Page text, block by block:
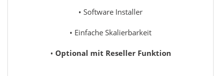
• Software Installer
• Einfache Skalierbarkeit
• Optional mit Reseller Funktion